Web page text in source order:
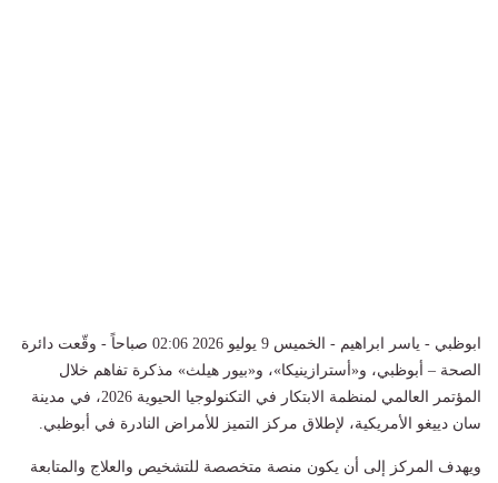
ابوظبي - ياسر ابراهيم - الخميس 9 يوليو 2026 02:06 صباحاً - وقّعت دائرة
الصحة – أبوظبي، و«أسترازينيكا»، و«بيور هيلث» مذكرة تفاهم خلال
المؤتمر العالمي لمنظمة الابتكار في التكنولوجيا الحيوية 2026، في مدينة
سان دييغو الأمريكية، لإطلاق مركز التميز للأمراض النادرة في أبوظبي.
ويهدف المركز إلى أن يكون منصة متخصصة للتشخيص والعلاج والمتابعة